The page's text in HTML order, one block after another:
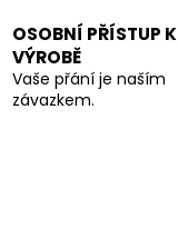
OSOBNÍ PŘÍSTUP K
VÝROBĚ
Vaše přání je naším
závazkem.